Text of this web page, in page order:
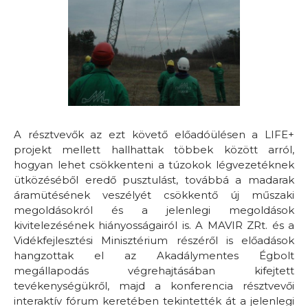
A résztvevők az ezt követő előadóülésen a LIFE+
projekt mellett hallhattak többek között arról,
hogyan lehet csökkenteni a túzokok légvezetéknek
ütközéséből eredő pusztulást, továbbá a madarak
áramütésének veszélyét csökkentő új műszaki
megoldásokról és a jelenlegi megoldások
kivitelezésének hiányosságairól is. A MAVIR ZRt. és a
Vidékfejlesztési Minisztérium részéről is előadások
hangzottak el az Akadálymentes Égbolt
megállapodás végrehajtásában kifejtett
tevékenységükről, majd a konferencia résztvevői
interaktív fórum keretében tekintették át a jelenlegi